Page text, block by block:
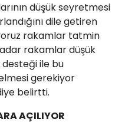
düşük seyretmesi
dile getiren
rakamlar tatmin
rakamlar düşük
ile bu
gerekiyor
belirtti.
AÇILIYOR